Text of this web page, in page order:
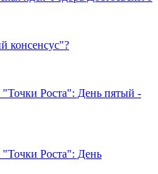
консенсус"?
Роста": День пятый -
Роста": День